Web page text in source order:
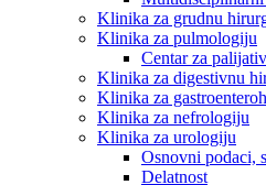
Klinika za grudnu
Klinika za pulmologiju
Centar za
Klinika za digestivnu
Klinika za
Klinika za nefrologiju
Klinika za urologiju
Osnovni podaci,
Delatnost